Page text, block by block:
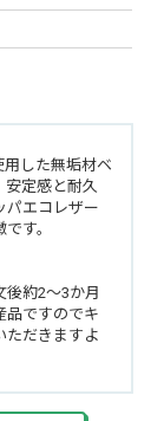
用した無垢材ベ
安定感と耐久
パエコレザー
す。
後約2〜3か月
品ですのでキ
ただきますよ